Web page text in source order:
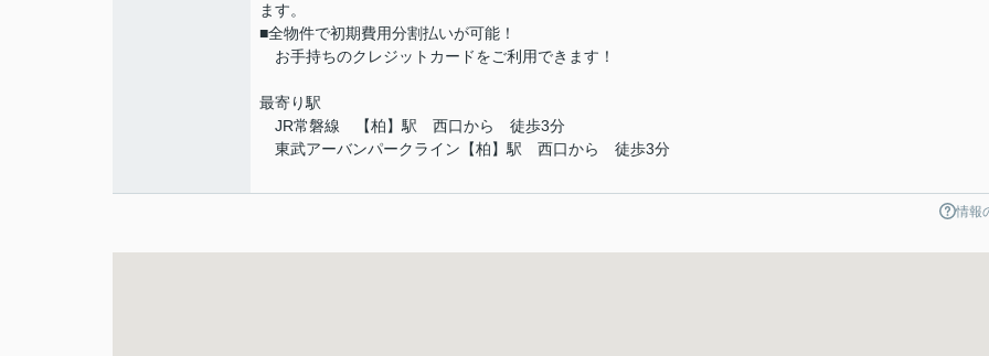
ます。
■全物件で初期費用分割払いが可能！
お手持ちのクレジットカードをご利用できます！
最寄り駅
JR常磐線 【柏】駅 西口から 徒歩3分
東武アーバンパークライン【柏】駅 西口から 徒歩3分
情報